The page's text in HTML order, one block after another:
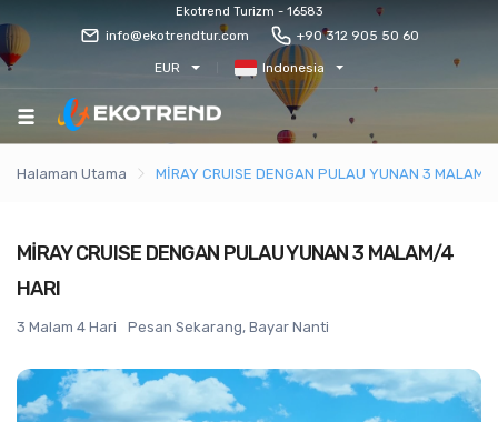
Ekotrend Turizm - 16583
info@ekotrendtur.com +90 312 905 50 60
EUR Indonesia
Halaman Utama MİRAY CRUISE DENGAN PULAU YUNAN 3 MALAM/
MİRAY CRUISE DENGAN PULAU YUNAN 3 MALAM/4
HARI
3 Malam 4 Hari Pesan Sekarang, Bayar Nanti